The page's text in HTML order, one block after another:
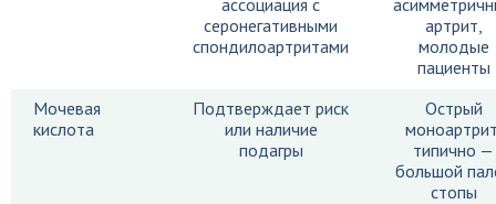
ассоциация с
серонегативными
спондилоартритами
артрит,
молодые
пациенты
Мочевая
кислота
Подтверждает риск
или наличие
подагры
Острый
типично —
большой
стопы